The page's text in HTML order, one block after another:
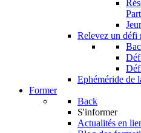
Relevez un défi
Ephéméride de
Former
Back
S'informer
Actualités en